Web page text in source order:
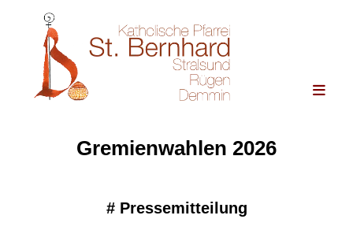
Gremienwahlen 2026
# Pressemitteilung